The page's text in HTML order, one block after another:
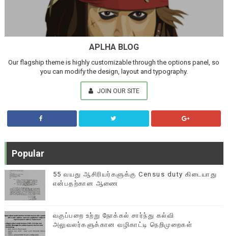
APLHA BLOG
Our flagship theme is highly customizable through the options panel, so
you can modify the design, layout and typography.
JOIN OUR SITE
Popular
55 வயது ஆசிரியர்களுக்கு Census duty கிடையாது
என்பதற்கான ஆணை
வகுப்பறை உற்று நோக்கல் சார்ந்து கல்வி
அலுவலர்களுக்கான வழிகாட்டி நெறிமுறைகள்